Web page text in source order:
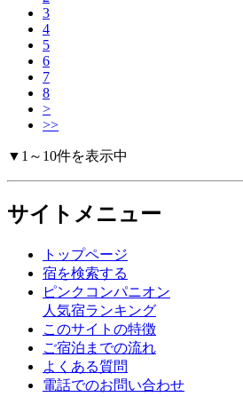
3
4
5
6
7
8
>
>>
▼1～10件を表示中
サイトメニュー
トップページ
宿を検索する
ピンクコンパニオン
人気宿ランキング
このサイトの特徴
ご宿泊までの流れ
よくある質問
電話でのお問い合わせ